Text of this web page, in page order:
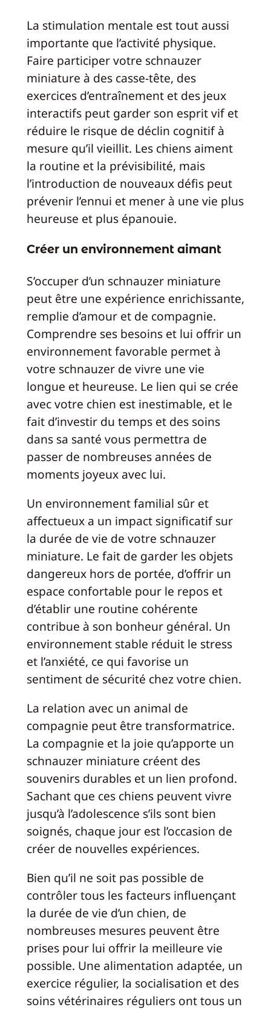
La stimulation mentale est tout aussi
importante que l’activité physique.
Faire participer votre schnauzer
miniature à des casse-tête, des
exercices d’entraînement et des jeux
interactifs peut garder son esprit vif et
réduire le risque de déclin cognitif à
mesure qu’il vieillit. Les chiens aiment
la routine et la prévisibilité, mais
l’introduction de nouveaux défis peut
prévenir l’ennui et mener à une vie plus
heureuse et plus épanouie.
Créer un environnement aimant
S’occuper d’un schnauzer miniature
peut être une expérience enrichissante,
remplie d’amour et de compagnie.
Comprendre ses besoins et lui offrir un
environnement favorable permet à
votre schnauzer de vivre une vie
longue et heureuse. Le lien qui se crée
avec votre chien est inestimable, et le
fait d’investir du temps et des soins
dans sa santé vous permettra de
passer de nombreuses années de
moments joyeux avec lui.
Un environnement familial sûr et
affectueux a un impact significatif sur
la durée de vie de votre schnauzer
miniature. Le fait de garder les objets
dangereux hors de portée, d’offrir un
espace confortable pour le repos et
d’établir une routine cohérente
contribue à son bonheur général. Un
environnement stable réduit le stress
et l’anxiété, ce qui favorise un
sentiment de sécurité chez votre chien.
La relation avec un animal de
compagnie peut être transformatrice.
La compagnie et la joie qu’apporte un
schnauzer miniature créent des
souvenirs durables et un lien profond.
Sachant que ces chiens peuvent vivre
jusqu’à l’adolescence s’ils sont bien
soignés, chaque jour est l’occasion de
créer de nouvelles expériences.
Bien qu’il ne soit pas possible de
contrôler tous les facteurs influençant
la durée de vie d’un chien, de
nombreuses mesures peuvent être
prises pour lui offrir la meilleure vie
possible. Une alimentation adaptée, un
exercice régulier, la socialisation et des
soins vétérinaires réguliers ont tous un